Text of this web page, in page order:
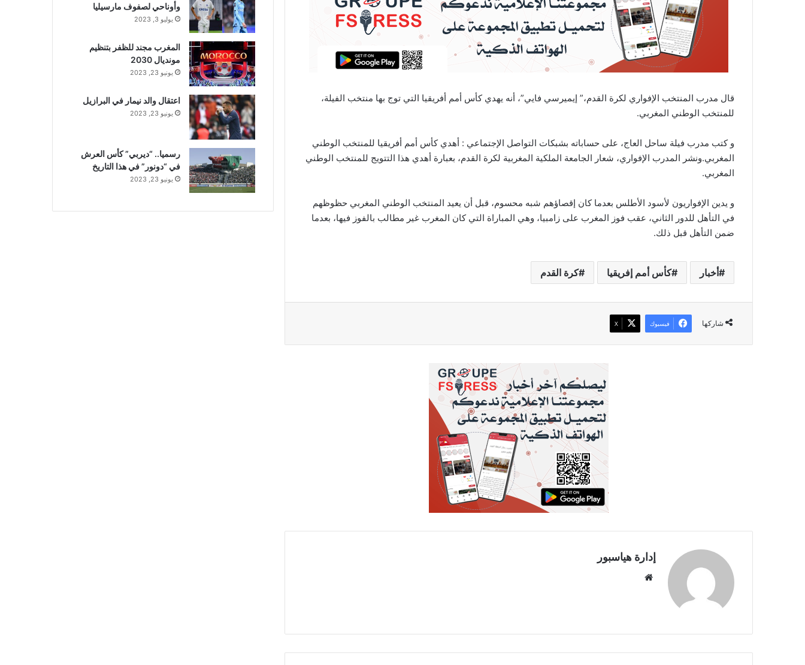
قال مدرب المنتخب الإفواري لكرة القدم،” إيميرسي فايي”، أنه يهدي كأس أمم أفريقيا التي توج بها منتخب الفيلة،
للمنتخب الوطني المغربي.
و كتب مدرب فيلة ساحل العاج، على حساباته بشبكات التواصل الإجتماعي : أهدي كأس أمم أفريقيا للمنتخب الوطني
المغربي.ونشر المدرب الإفواري، شعار الجامعة الملكية المغربية لكرة القدم، بعبارة أهدي هذا التتويج للمنتخب الوطني
المغربي.
و يدين الإفواريون لأسود الأطلس بعدما كان إقصاؤهم شبه محسوم، قبل أن يعيد المنتخب الوطني المغربي حظوظهم
في التأهل للدور الثاني، عقب فوز المغرب على زامبيا، وهي المباراة التي كان المغرب غير مطالب بالفوز فيها، بعدما
ضمن التأهل قبل ذلك.
أخبار كأس أمم إفريقيا كرة القدم
شاركها فيسبوك ‫X
إدارة هياسبور
وأوناحي لصفوف مارسيليا
يوليو 3, 2023
المغرب مجند للظفر بتنظيم
مونديال 2030
يونيو 23, 2023
اعتقال والد نيمار في البرازيل
يونيو 23, 2023
رسميا.. “ديربي” كأس العرش
في “دونور” في هذا التاريخ
يونيو 23, 2023